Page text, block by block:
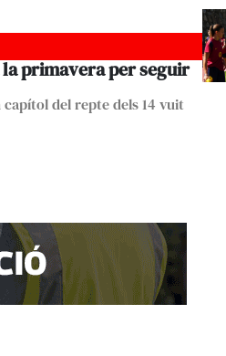
primavera per seguir
capítol del repte dels 14 vuit